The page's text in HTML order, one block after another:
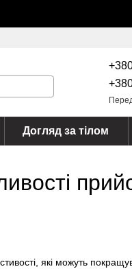
Догляд за тілом
які можуть